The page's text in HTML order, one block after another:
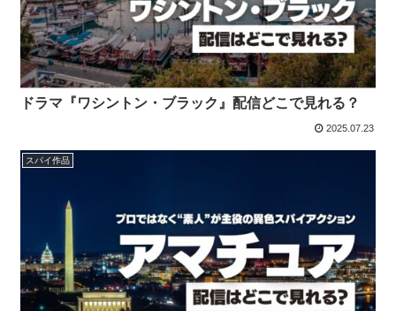
ドラマ『ワシントン・ブラック』配信どこで見れる？
2025.07.23
スパイ作品